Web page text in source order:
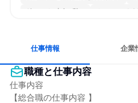
グローバル志向が強い チームワーク
仕事情報 企業
職種と仕事内容
仕事内容
【総合職の仕事内容 】